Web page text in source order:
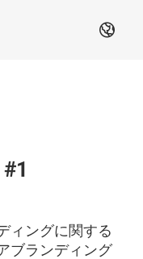
JA
ィングに関する
ブランディング